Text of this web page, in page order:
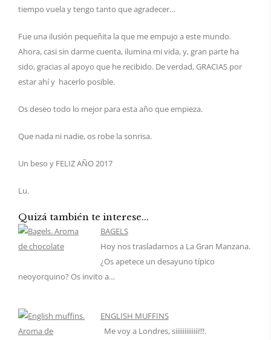
tiempo vuela y tengo tanto que agradecer…
Fue una ilusión pequeñita la que me empujo a este mundo.
Ahora, casi sin darme cuenta, ilumina mi vida, y, gran parte ha
sido, gracias al apoyo que he recibido. De verdad, GRACIAS por
estar ahí y hacerlo posible.
Os deseo todo lo mejor para esta año que empieza.
Que nada ni nadie, os robe la sonrisa.
Un beso y FELIZ AÑO 2017
Lu.
Quizá también te interese...
BAGELS
Hoy nos trasladarnos a La Gran Manzana.
¿Os apetece un desayuno típico
neoyorquino? Os invito a…
ENGLISH MUFFINS
Me voy a Londres, siiiiiiiiiiiii!!!.